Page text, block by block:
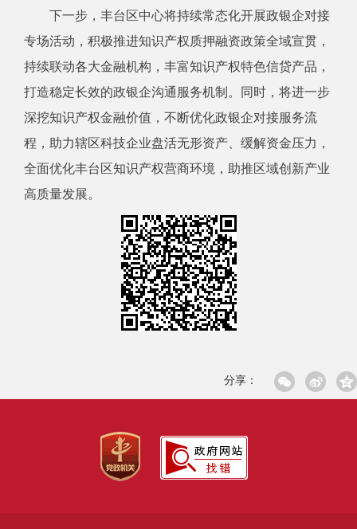
下一步，丰台区中心将持续常态化开展政银企对接
专场活动，积极推进知识产权质押融资政策全域宣贯，
持续联动各大金融机构，丰富知识产权特色信贷产品，
打造稳定长效的政银企沟通服务机制。同时，将进一步
深挖知识产权金融价值，不断优化政银企对接服务流
程，助力辖区科技企业盘活无形资产、缓解资金压力，
全面优化丰台区知识产权营商环境，助推区域创新产业
高质量发展。
分享：